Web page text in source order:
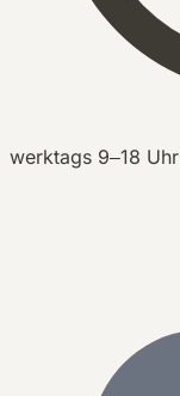
werktags 9–18 Uhr